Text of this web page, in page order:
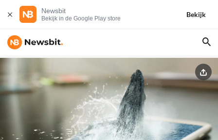
Newsbit
Bekijk in de Google Play store
Bekijk